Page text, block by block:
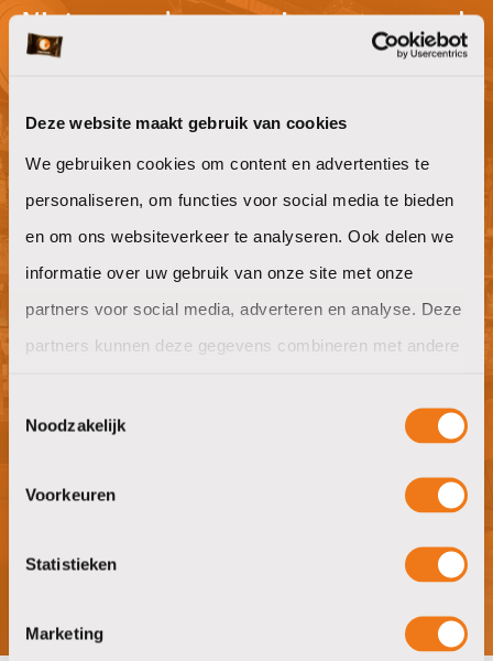
Deze website maakt gebruik van cookies
We gebruiken cookies om content en advertenties te
personaliseren, om functies voor social media te bieden
en om ons websiteverkeer te analyseren. Ook delen we
informatie over uw gebruik van onze site met onze
partners voor social media, adverteren en analyse. Deze
partners kunnen deze gegevens combineren met andere
verzameld op basis van uw gebruik van hun services.
Noodzakelijk
Voorkeuren
Statistieken
Marketing
Niet gevonden waar je naar op zoek
Willen jullie ook goeie koffie op het
werk?
offerte aanvragen
Nieuwsgierig naar wat wij in huis